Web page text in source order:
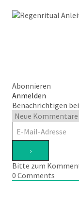
Abonnieren
Anmelden
Benachrichtigen bei
Bitte zum
0 Comments